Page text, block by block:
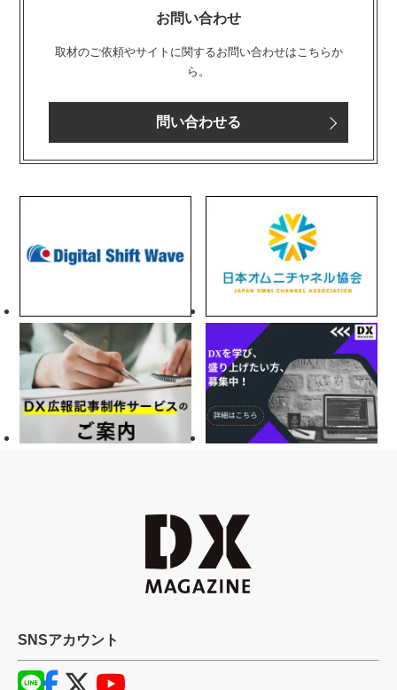
お問い合わせ
取材のご依頼やサイトに関するお問い合わせはこちらか
ら。
問い合わせる
SNSアカウント